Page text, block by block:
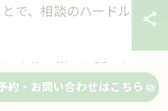
で、相談のハードルが
自分の悩みや話したい
ちが整理できていない
約・お問い合わせはこちら